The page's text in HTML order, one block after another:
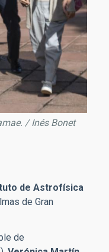
/ Inés Bonet
de Astrofísica
de Gran
de